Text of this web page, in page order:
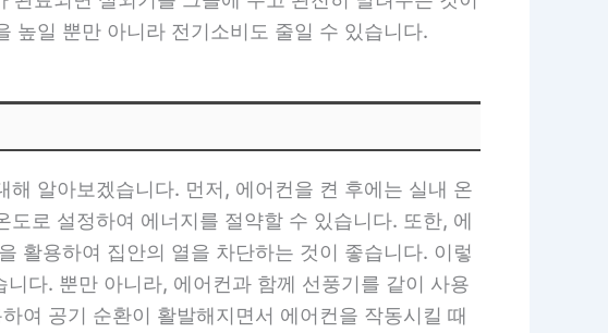
높일 뿐만 아니라 전기소비도 줄일 수 있습니다.
알아보겠습니다. 먼저, 에어컨을 켠 후에는 실내 온
로 설정하여 에너지를 절약할 수 있습니다. 또한, 에
활용하여 집안의 열을 차단하는 것이 좋습니다. 이렇
다. 뿐만 아니라, 에어컨과 함께 선풍기를 같이 사용
여 공기 순환이 활발해지면서 에어컨을 작동시킬 때